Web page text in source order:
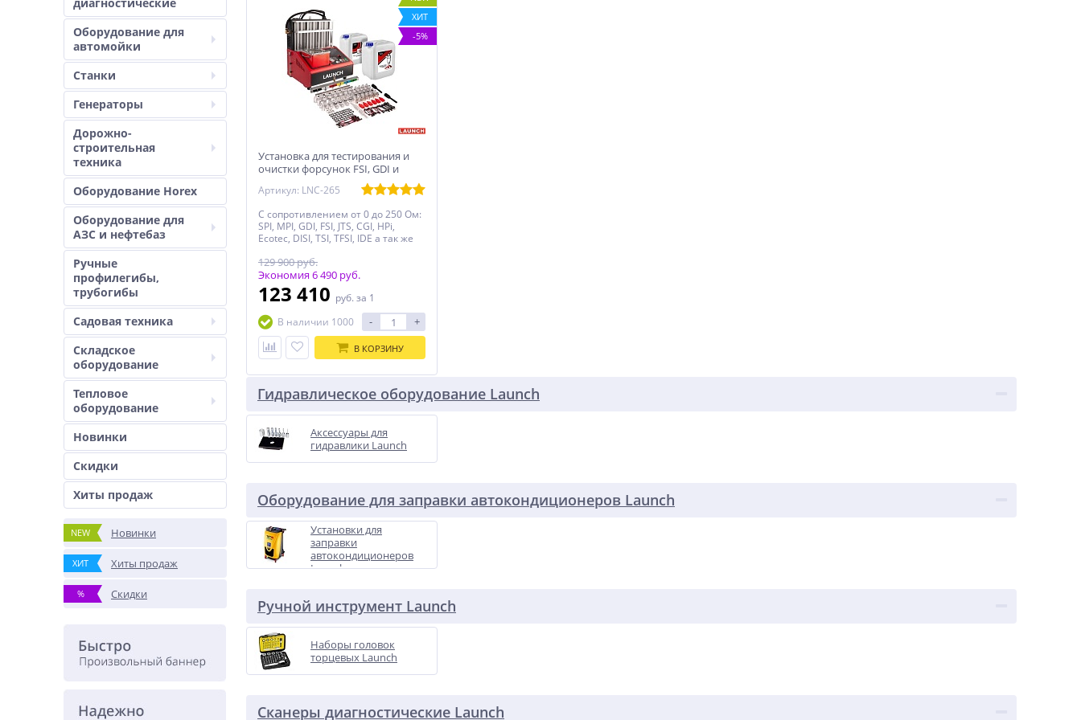
Оборудование для
автомойки
Станки
Генераторы
Дорожно-
строительная
техника
Оборудование Horex
Оборудование для
АЗС и нефтебаз
Ручные
профилегибы,
трубогибы
Садовая техника
Складское
оборудование
Тепловое
оборудование
Новинки
Скидки
Хиты продаж
NEW Новинки
ХИТ Хиты продаж
% Скидки
ХИТ
-5%
Установка для тестирования и
очистки форсунок FSI, GDI и
PIEZO Launch CNC-605+ LNC-265
Артикул: LNC-265
С сопротивлением от 0 до 250 Oм:
SPI, MPI, GDI, FSI, JTS, CGI, HPi,
Ecotec, DISI, TSI, TFSI, IDE а так же
129 900 руб.
Экономия 6 490 руб.
123 410 руб. за 1
В наличии 1000
- +
В КОРЗИНУ
Гидравлическое оборудование Launch
Аксессуары для
гидравлики Launch
Оборудование для заправки автокондиционеров Launch
Установки для
заправки
автокондиционеров
Launch
Ручной инструмент Launch
Наборы головок
торцевых Launch
Сканеры диагностические Launch